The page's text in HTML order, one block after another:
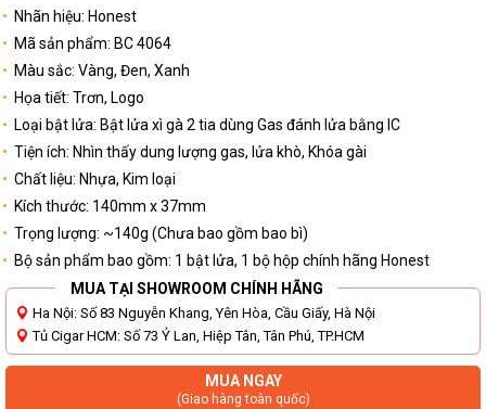
Nhãn hiệu: Honest
Mã sản phẩm: BC 4064
Màu sắc: Vàng, Đen, Xanh
Họa tiết: Trơn, Logo
Loại bật lửa: Bật lửa xì gà 2 tia dùng Gas đánh lửa bằng IC
Tiện ích: Nhìn thấy dung lượng gas, lửa khò, Khóa gài
Chất liệu: Nhựa, Kim loại
Kích thước: 140mm x 37mm
Trọng lượng: ~140g (Chưa bao gồm bao bì)
Bộ sản phẩm bao gồm: 1 bật lửa, 1 bộ hộp chính hãng Honest
MUA TẠI SHOWROOM CHÍNH HÃNG
Ha Nội: Số 83 Nguyễn Khang, Yên Hòa, Cầu Giấy, Hà Nội
Tủ Cigar HCM: Số 73 Ỷ Lan, Hiệp Tân, Tân Phú, TP.HCM
MUA NGAY
(Giao hàng toàn quốc)